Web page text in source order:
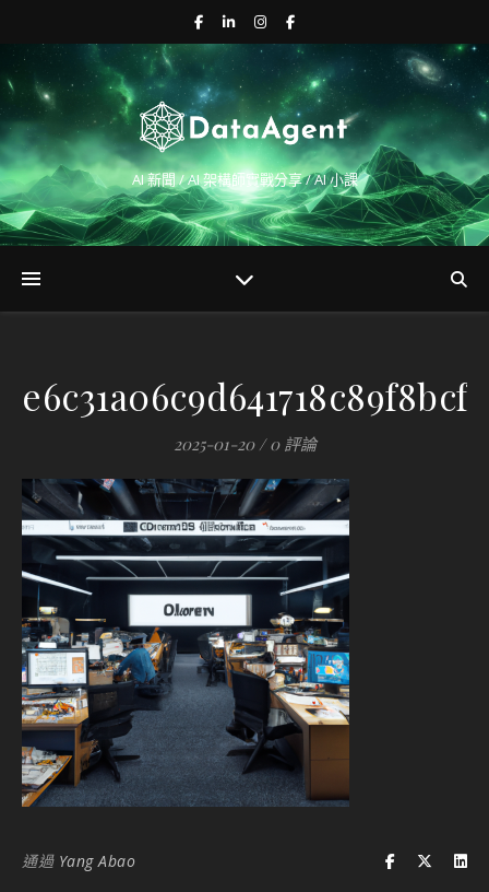
AI 新聞 / AI 架構師實戰分享 / AI 小課
2025-01-20 / 0 評論
通過 Yang Abao